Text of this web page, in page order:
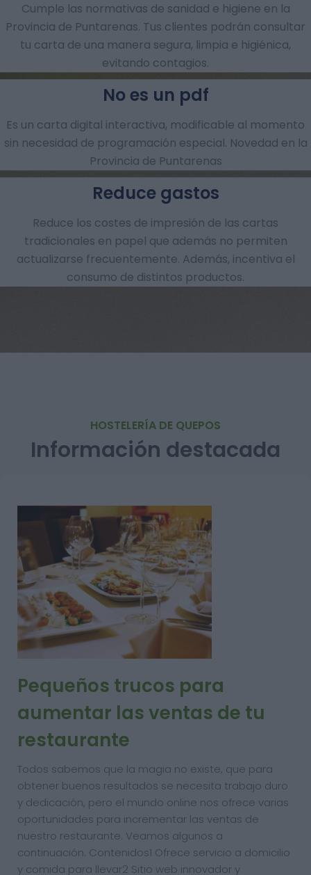
Cumple las normativas de sanidad e higiene en la
Provincia de Puntarenas. Tus clientes podrán consultar
tu carta de una manera segura, limpia e higiénica,
evitando contagios.
Es un carta digital interactiva, modificable al momento
sin necesidad de programación especial. Novedad en la
Provincia de Puntarenas
No es un pdf
Reduce los costes de impresión de las cartas
tradicionales en papel que además no permiten
actualizarse frecuentemente. Además, incentiva el
consumo de distintos productos.
Reduce gastos
HOSTELERÍA DE QUEPOS
Información destacada
Pequeños trucos para
aumentar las ventas de tu
restaurante
Todos sabemos que la magia no existe, que para
obtener buenos resultados se necesita trabajo duro
y dedicación, pero el mundo online nos ofrece varias
oportunidades para incrementar las ventas de
nuestro restaurante. Veamos algunos a
continuación. Contenidos1 Ofrece servicio a domicilio
y comida para llevar2 Sitio web innovador y